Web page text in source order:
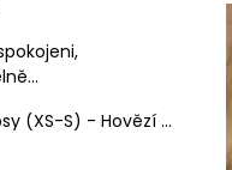
z 5 hvězdiček.
Granule pro dospělé psy (XS-S) - Hovězí + Krůtí
z 5 hvězdiček.